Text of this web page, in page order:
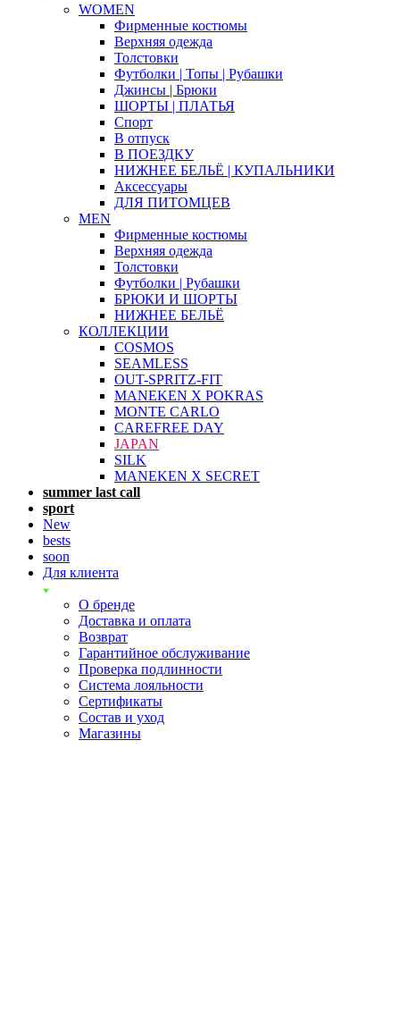
WOMEN
Фирменные костюмы
Верхняя одежда
Толстовки
Футболки | Топы | Рубашки
Джинсы | Брюки
ШОРТЫ | ПЛАТЬЯ
Спорт
В отпуск
В ПОЕЗДКУ
НИЖНЕЕ БЕЛЬЁ | КУПАЛЬНИКИ
Аксессуары
ДЛЯ ПИТОМЦЕВ
MEN
Фирменные костюмы
Верхняя одежда
Толстовки
Футболки | Рубашки
БРЮКИ И ШОРТЫ
НИЖНЕЕ БЕЛЬЁ
КОЛЛЕКЦИИ
COSMOS
SEAMLESS
OUT-SPRITZ-FIT
MANEKEN X POKRAS
MONTE CARLO
CAREFREE DAY
JAPAN
SILK
MANEKEN X SECRET
summer last call
sport
New
bests
soon
Для клиента
О бренде
Доставка и оплата
Возврат
Гарантийное обслуживание
Проверка подлинности
Система лояльности
Сертификаты
Состав и уход
Магазины